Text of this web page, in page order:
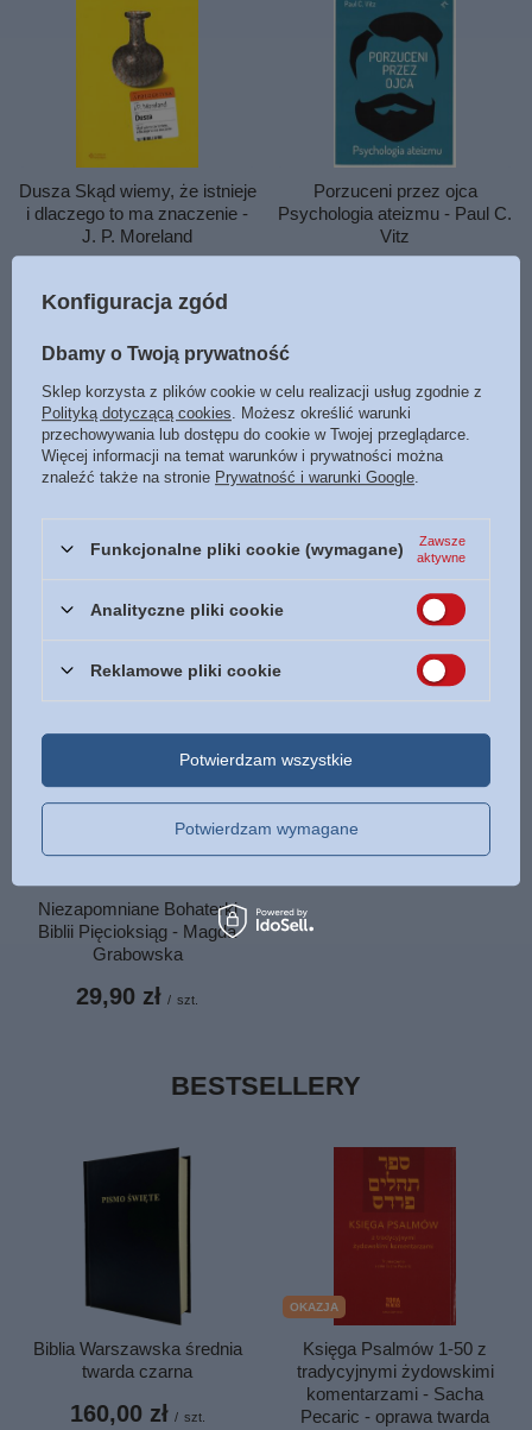
Dusza Skąd wiemy, że istnieje
i dlaczego to ma znaczenie -
J. P. Moreland
Porzuceni przez ojca
Psychologia ateizmu - Paul C.
Vitz
Niezapomniane Bohaterki
Niezapomniane Bohaterki
Grabowska
Niezapomniane Bohaterki
Biblii Pięcioksiąg - Magda
Grabowska
29,90 zł / szt.
BESTSELLERY
Biblia Warszawska średnia
twarda czarna
160,00 zł / szt.
OKAZJA
Księga Psalmów 1-50 z
tradycyjnymi żydowskimi
komentarzami - Sacha
Pecaric - oprawa twarda
Konfiguracja zgód
Dbamy o Twoją prywatność
Sklep korzysta z plików cookie w celu realizacji usług zgodnie z
Polityką dotyczącą cookies . Możesz określić warunki
przechowywania lub dostępu do cookie w Twojej przeglądarce.
Więcej informacji na temat warunków i prywatności można
znaleźć także na stronie Prywatność i warunki Google
Funkcjonalne pliki cookie (wymagane)
Zawsze
aktywne
Analityczne pliki cookie
Reklamowe pliki cookie
Potwierdzam wymagane
Potwierdzam wszystkie